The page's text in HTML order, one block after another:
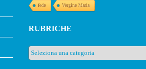
fede Vergine Maria
RUBRICHE
Rubriche